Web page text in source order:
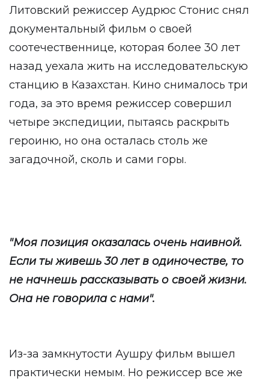
Литовский режиссер Аудрюс Стонис снял
документальный фильм о своей
соотечественнице, которая более 30 лет
назад уехала жить на исследовательскую
станцию в Казахстан. Кино снималось три
года, за это время режиссер совершил
четыре экспедиции, пытаясь раскрыть
героиню, но она осталась столь же
загадочной, сколь и сами горы.
"Моя позиция оказалась очень наивной.
Если ты живешь 30 лет в одиночестве, то
не начнешь рассказывать о своей жизни.
Она не говорила с нами".
Из-за замкнутости Аушру фильм вышел
практически немым. Но режиссер все же